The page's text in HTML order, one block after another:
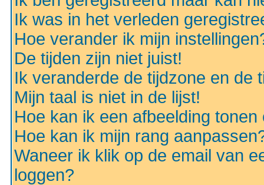
Ik was in het verleden
Hoe verander ik mijn
De tijden zijn niet juist!
Ik veranderde de tijdzone en de
Mijn taal is niet in de lijst!
Hoe kan ik een afbeelding
Hoe kan ik mijn rang
Waneer ik klik op de email van
loggen?